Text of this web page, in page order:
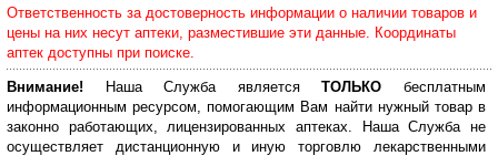
Ответственность за достоверность информации о наличии товаров и
цены на них несут аптеки, разместившие эти данные. Координаты
аптек доступны при поиске.
Внимание! Наша Служба являетсяТОЛЬКО бесплатным
информационным ресурсом, помогающим Вам найти нужный товар в
законно работающих, лицензированных аптеках. Наша Служба не
осуществляет дистанционную и иную торговлю лекарственными